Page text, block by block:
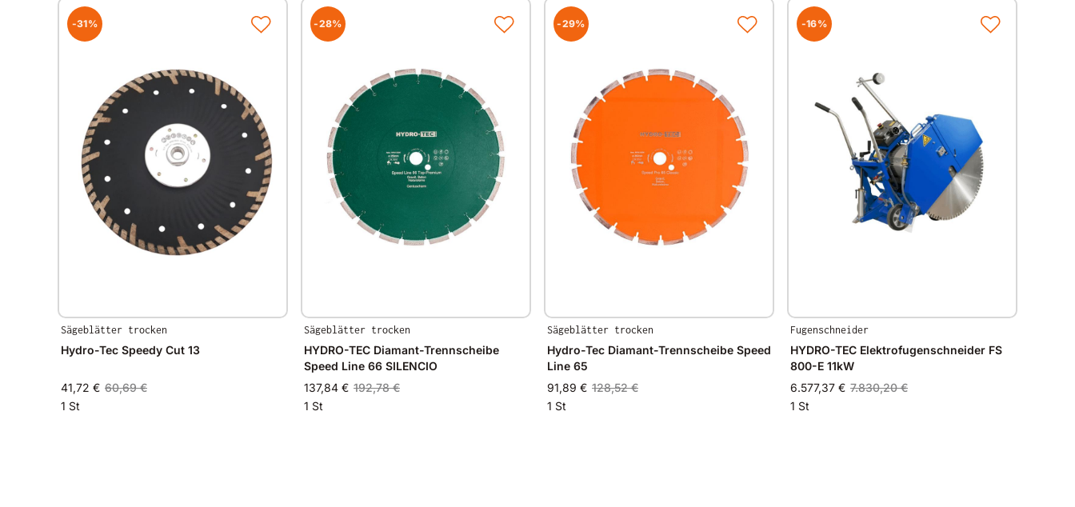
Maße
Durchmesser
Segmentbreite
Ø 125mm
2,2
Ø 150mm
2,6
Ø 180mm
2,7
Ø 230mm
2,8
Ø 300mm
3,2
Ø 350mm
3,2
-31%
Sägeblätter trocken
Hydro-Tec Speedy Cut 13
41,72 € 60,69 €
1 St
-28%
Sägeblätter trocken
HYDRO-TEC Diamant-Trennscheibe
Speed Line 66 SILENCIO
137,84 € 192,78 €
1 St
-29%
Sägeblätter trocken
Hydro-Tec Diamant-Trennscheibe Speed
Line 65
91,89 € 128,52 €
1 St
-16%
Fugenschneider
HYDRO-TEC Elektrofugenschneider FS
800-E 11kW
6.577,37 € 7.830,20 €
1 St